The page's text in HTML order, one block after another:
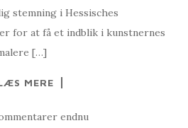
stemning i Hessisches
for at få et indblik i kunstnernes
[…]
MERE
endnu